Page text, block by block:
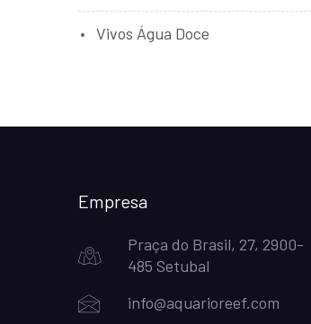
Vivos Água Doce
Empresa
Praça do Brasil, 27, 2900-
485 Setubal
info@aquarioreef.com